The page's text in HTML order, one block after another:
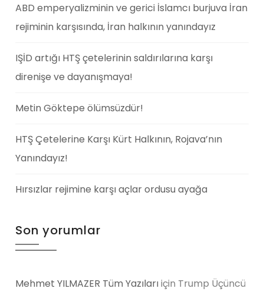
ABD emperyalizminin ve gerici İslamcı burjuva İran
rejiminin karşısında, İran halkının yanındayız
IŞİD artığı HTŞ çetelerinin saldırılarına karşı
direnişe ve dayanışmaya!
Metin Göktepe ölümsüzdür!
HTŞ Çetelerine Karşı Kürt Halkının, Rojava’nın
Yanındayız!
Hırsızlar rejimine karşı açlar ordusu ayağa
Son yorumlar
Mehmet YILMAZER Tüm Yazılarıiçin Trump Üçüncü